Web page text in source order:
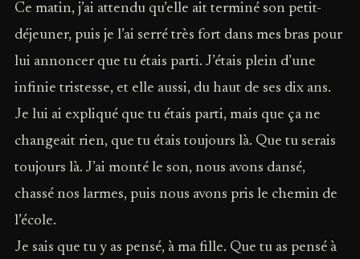
Ce matin, j’ai attendu qu’elle ait terminé son petit-
déjeuner, puis je l’ai serré très fort dans mes bras pour
lui annoncer que tu étais parti. J’étais plein d’une
infinie tristesse, et elle aussi, du haut de ses dix ans.
Je lui ai expliqué que tu étais parti, mais que ça ne
changeait rien, que tu étais toujours là. Que tu serais
toujours là. J’ai monté le son, nous avons dansé,
chassé nos larmes, puis nous avons pris le chemin de
l’école.
Je sais que tu y as pensé, à ma fille. Que tu as pensé à